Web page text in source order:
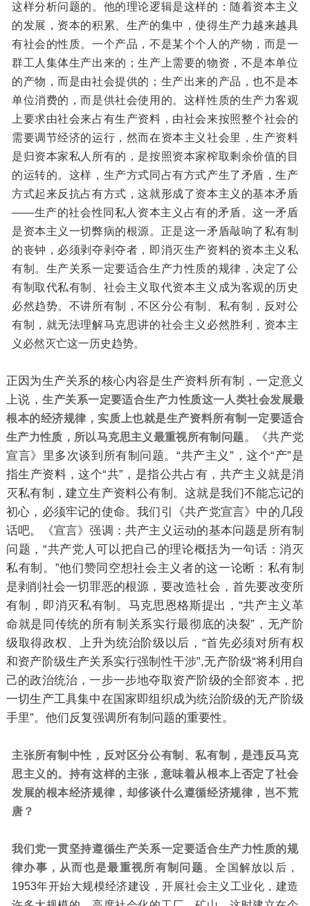
这样分析问题的。他的理论逻辑是这样的：随着资本主义
的发展，资本的积累、生产的集中，使得生产力越来越具
有社会的性质。一个产品，不是某个个人的产物，而是一
群工人集体生产出来的；生产上需要的物资，不是本单位
的产物，而是由社会提供的；生产出来的产品，也不是本
单位消费的，而是供社会使用的。这样性质的生产力客观
上要求由社会来占有生产资料，由社会来按照整个社会的
需要调节经济的运行，然而在资本主义社会里，生产资料
是归资本家私人所有的，是按照资本家榨取剩余价值的目
的运转的。这样，生产方式同占有方式产生了矛盾，生产
方式起来反抗占有方式，这就形成了资本主义的基本矛盾
——生产的社会性同私人资本主义占有的矛盾。这一矛盾
是资本主义一切弊病的根源。正是这一矛盾敲响了私有制
的丧钟，必须剥夺剥夺者，即消灭生产资料的资本主义私
有制。生产关系一定要适合生产力性质的规律，决定了公
有制取代私有制、社会主义取代资本主义成为客观的历史
必然趋势。不讲所有制，不区分公有制、私有制，反对公
有制，就无法理解马克思讲的社会主义必然胜利，资本主
义必然灭亡这一历史趋势。
正因为生产关系的核心内容是生产资料所有制，一定意义
上说，生产关系一定要适合生产力性质这一人类社会发展最
根本的经济规律，实质上也就是生产资料所有制一定要适合
生产力性质，所以马克思主义最重视所有制问题。《共产党
宣言》里多次谈到所有制问题。“共产主义”，这个“产”是
指生产资料，这个“共”，是指公共占有，共产主义就是消
灭私有制，建立生产资料公有制。这就是我们不能忘记的
初心，必须牢记的使命。我们引《共产党宣言》中的几段
话吧。《宣言》强调：共产主义运动的基本问题是所有制
问题，“共产党人可以把自己的理论概括为一句话：消灭
私有制。”他们赞同空想社会主义者的这一论断：私有制
是剥削社会一切罪恶的根源，要改造社会，首先要改变所
有制，即消灭私有制。马克思恩格斯提出，“共产主义革
命就是同传统的所有制关系实行最彻底的决裂”，无产阶
级取得政权、上升为统治阶级以后，“首先必须对所有权
和资产阶级生产关系实行强制性干涉”,无产阶级“将利用自
己的政治统治，一步一步地夺取资产阶级的全部资本，把
一切生产工具集中在国家即组织成为统治阶级的无产阶级
手里”。他们反复强调所有制问题的重要性。
主张所有制中性，反对区分公有制、私有制，是违反马克
思主义的。 持有这样的主张，意味着从根本上否定了社会
发展的根本经济规律，却侈谈什么遵循经济规律，岂不荒
唐？
我们党一贯坚持遵循生产关系一定要适合生产力性质的规
律办事，从而也是最重视所有制问题。全国解放以后，
1953年开始大规模经济建设，开展社会主义工业化，建造